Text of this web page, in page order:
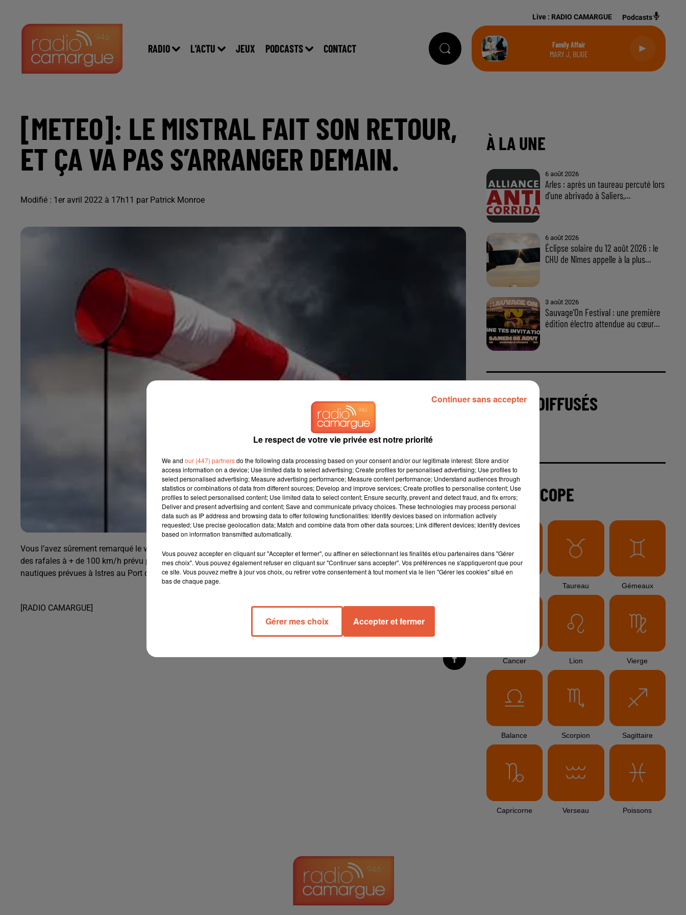
RADIO L'ACTU JEUX PODCASTS CONTACT
Live : RADIO CAMARGUE Podcasts
Family Affair
MARY J. BLIGE
[METEO]: LE MISTRAL FAIT SON RETOUR,
ET ÇA VA PAS S’ARRANGER DEMAIN.
Modifié : 1er avril 2022 à 17h11 par Patrick Monroe
Vous l’avez sûrement remarqué le vent souffle pas mal dans le département aujourd’hui, et ça va pas s’arranger demain…
des rafales à + de 100 km/h prévu par météo france....le jardin du pharo est fermé à Marseille jusqu’à demain, et les puces
nautiques prévues à Istres au Port des Heures Claires sont également reportées à une date ultérieure.
[RADIO CAMARGUE]
Arles : après un taureau percuté lors
d'une abrivado à Saliers,...
6 août 2026
Éclipse solaire du 12 août 2026 : le
Sauvage'On Festival : une première
édition électro attendue au cœur...
TITRES DIFFUSÉS
L'HOROSCOPE
Le respect de votre vie privée est notre priorité
We and our (447) partnersdo the following data processing based on your consent and/or our legitimate interest: Store and/or
access information on a device; Use limited data to select advertising; Create profiles for personalised advertising; Use profiles to
select personalised advertising; Measure advertising performance; Measure content performance; Understand audiences through
statistics or combinations of data from different sources; Develop and improve services; Create profiles to personalise content; Use
profiles to select personalised content; Use limited data to select content; Ensure security, prevent and detect fraud, and fix errors;
Deliver and present advertising and content; Save and communicate privacy choices. These technologies may process personal
data such as IP address and browsing data to offer following functionalities: Identify devices based on information actively
requested; Use precise geolocation data; Match and combine data from other data sources; Link different devices; Identify devices
based on information transmitted automatically.
Vous pouvez accepter en cliquant sur "Accepter et fermer", ou affiner en sélectionnant les finalités et/ou partenaires dans "Gérer
mes choix". Vous pouvez également refuser en cliquant sur "Continuer sans accepter". Vos préférences ne s'appliqueront que pour
ce site. Vous pouvez mettre à jour vos choix, ou retirer votre consentement à tout moment via le lien "Gérer les cookies" situé en
bas de chaque page.
Gérer mes choix Accepter et fermer
Continuer sans accepter